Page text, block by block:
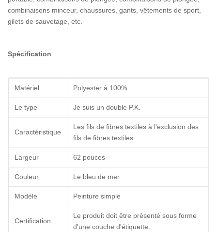
combinaisons minceur, chaussures, gants, vêtements de sport,
gilets de sauvetage, etc.
Spécification
Matériel Polyester à 100%
Le type Je suis un double P.K.
Caractéristique
Les fils de fibres textiles à l'exclusion des
fils de fibres textiles
Largeur 62 pouces
Couleur Le bleu de mer
Modèle Peinture simple
Certification
Le produit doit être présenté sous forme
d'une couche d'étiquette.